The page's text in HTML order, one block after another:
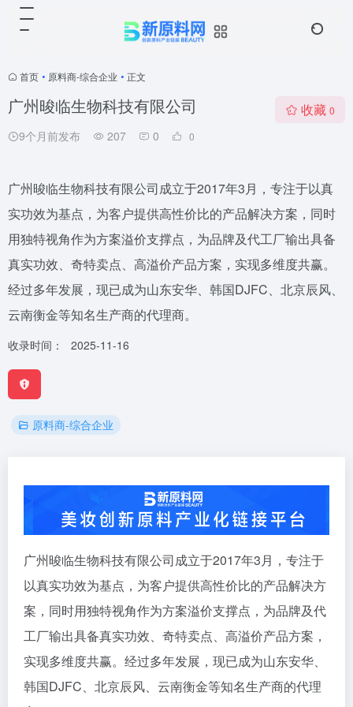
首页 • 原料商-综合企业 • 正文
广州晙临生物科技有限公司
9个月前发布 207 0 0
收藏 0
广州晙临生物科技有限公司成立于2017年3月，专注于以真
实功效为基点，为客户提供高性价比的产品解决方案，同时
用独特视角作为方案溢价支撑点，为品牌及代工厂输出具备
真实功效、奇特卖点、高溢价产品方案，实现多维度共赢。
经过多年发展，现已成为山东安华、韩国DJFC、北京辰风、
云南衡金等知名生产商的代理商。
收录时间： 2025-11-16
原料商-综合企业
广州晙临生物科技有限公司成立于2017年3月，专注于
以真实功效为基点，为客户提供高性价比的产品解决方
案，同时用独特视角作为方案溢价支撑点，为品牌及代
工厂输出具备真实功效、奇特卖点、高溢价产品方案，
实现多维度共赢。经过多年发展，现已成为山东安华、
韩国DJFC、北京辰风、云南衡金等知名生产商的代理